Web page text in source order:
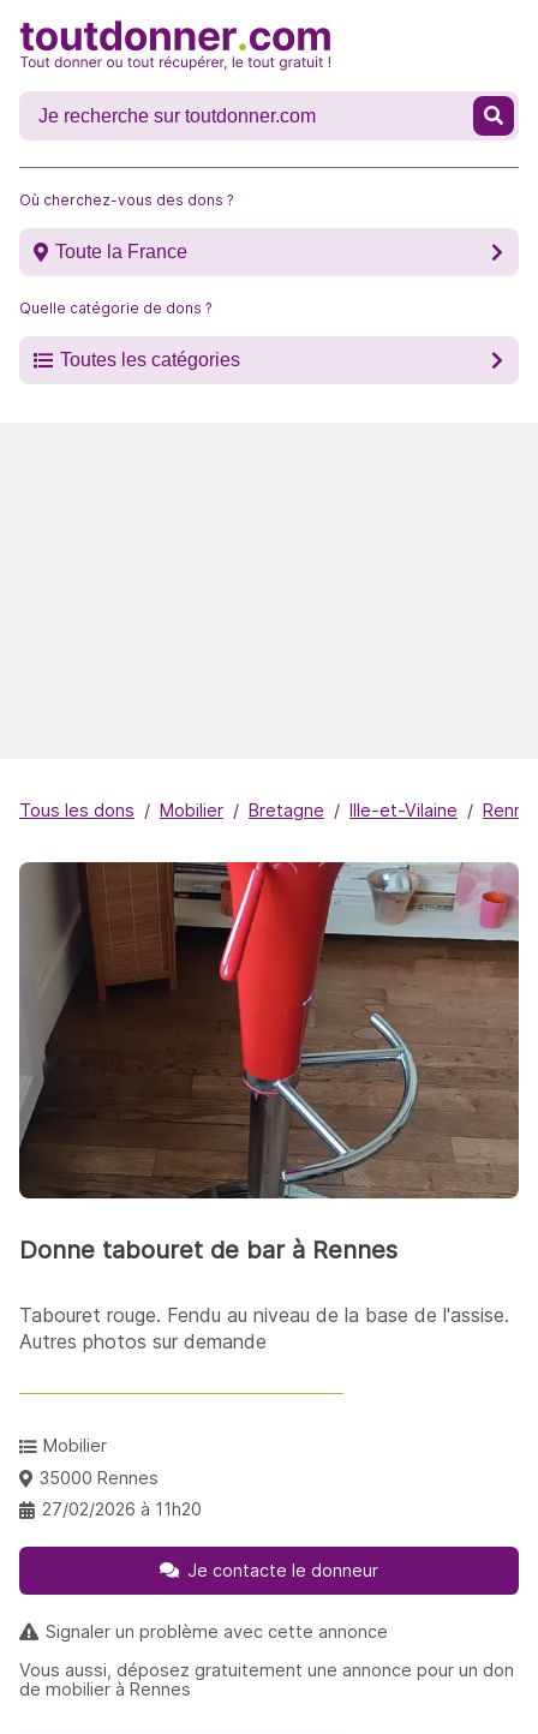
Où cherchez-vous des dons ?
Toute la France
Quelle catégorie de dons ?
Toutes les catégories
Tous les dons Mobilier Bretagne Ille-et-Vilaine
Donne tabouret de bar à Rennes
Tabouret rouge. Fendu au niveau de la base de l'assise.
Autres photos sur demande
Mobilier
35000 Rennes
27/02/2026 à 11h20
Je contacte le donneur
Signaler un problème avec cette annonce
Vous aussi, déposez gratuitement une annonce pour un don
de mobilier à Rennes